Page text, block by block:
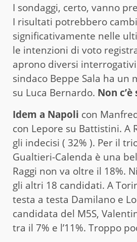
I sondaggi, certo, vanno
I risultati potrebbero
significativamente nelle
le intenzioni di voto
aprono diversi
sindaco Beppe Sala ha un
su Luca Bernardo. Non
Idem a Napoli con
con Lepore su Battistini. A
gli indecisi ( 32% ). Per il
Gualtieri-Calenda è una
Raggi non va oltre il 18%.
gli altri 18 candidati. A
testa a testa Damilano e Lo
candidata del M5S,
tra il 7% e l’11%. Troppo